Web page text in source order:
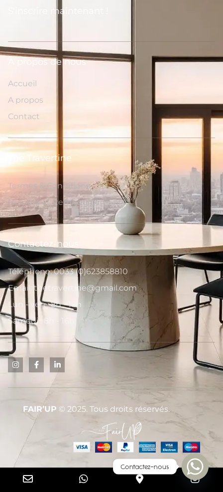
S'inscrire maintenant !
A propos de nous
Accueil
A propos
Contact
The Travertine
Termes & Conditions
Retours et Remboursements
Contactez-nous
Téléphone: 0033 (0)623858810
Email: thetravertine@gmail.com
Lun - ven : 8h - 18h
Samedi : 8h - 16h
FAIR’UP © 2025. Tous droits réservés.
Contactez-nous